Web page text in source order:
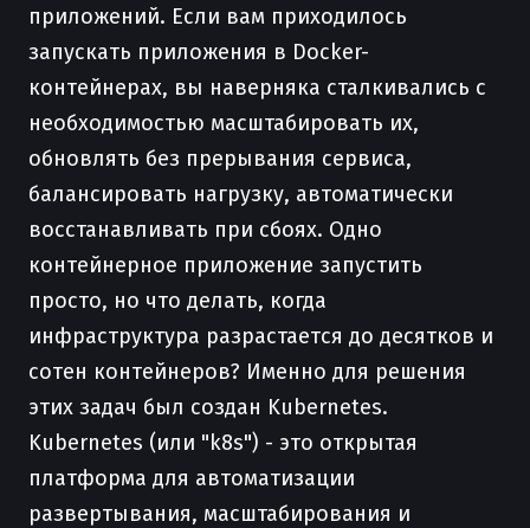
приложений. Если вам приходилось
запускать приложения в Docker-
контейнерах, вы наверняка сталкивались с
необходимостью масштабировать их,
обновлять без прерывания сервиса,
балансировать нагрузку, автоматически
восстанавливать при сбоях. Одно
контейнерное приложение запустить
просто, но что делать, когда
инфраструктура разрастается до десятков и
сотен контейнеров? Именно для решения
этих задач был создан Kubernetes.
Kubernetes (или "k8s") - это открытая
платформа для автоматизации
развертывания, масштабирования и